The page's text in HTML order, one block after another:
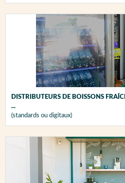
DISTRIBUTEURS DE BOISSONS
...
(standards ou digitaux)